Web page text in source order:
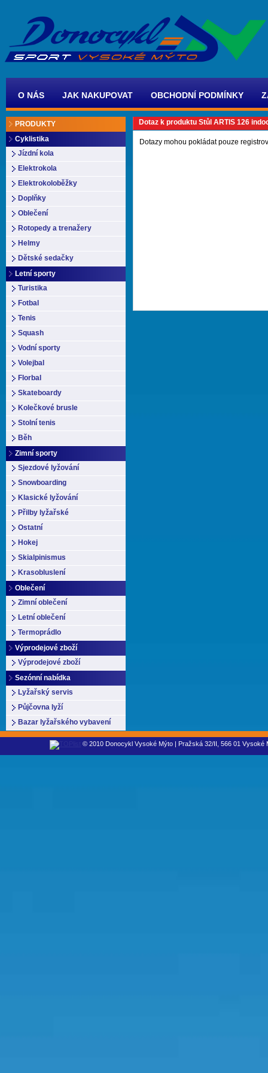
O NÁS JAK NAKUPOVAT OBCHODNÍ PODMÍNKY
PRODUKTY
Cyklistika
Jízdní kola
Elektrokola
Elektrokoloběžky
Doplňky
Oblečení
Rotopedy a trenažery
Helmy
Dětské sedačky
Letní sporty
Turistika
Fotbal
Tenis
Squash
Vodní sporty
Volejbal
Florbal
Skateboardy
Kolečkové brusle
Stolní tenis
Běh
Zimní sporty
Sjezdové lyžování
Snowboarding
Klasické lyžování
Přilby lyžařské
Ostatní
Hokej
Skialpinismus
Krasobluslení
Oblečení
Zimní oblečení
Letní oblečení
Termoprádlo
Výprodejové zboží
Výprodejové zboží
Sezónní nabídka
Lyžařský servis
Půjčovna lyží
Bazar lyžařského vybavení
Dotaz k produktu Stůl ARTIS 126
Dotazy mohou pokládat pouze
© 2010 Donocykl Vysoké Mýto | Pražská 32/II, 566 01 Vysoké